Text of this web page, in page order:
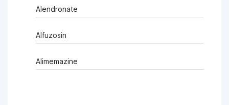
Alendronate
Alfuzosin
Alimemazine